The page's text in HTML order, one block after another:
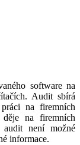
software na
Audit sbírá
na firemních
na firemních
audit není možné
informace.